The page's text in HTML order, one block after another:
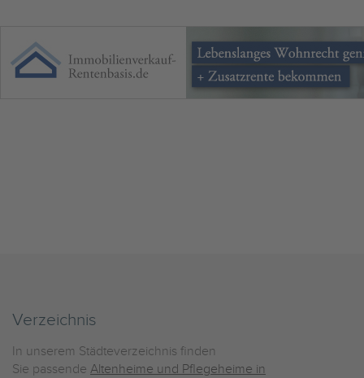
Verzeichnis
In unserem Städteverzeichnis finden
Sie passende Altenheime und Pflegeheime in